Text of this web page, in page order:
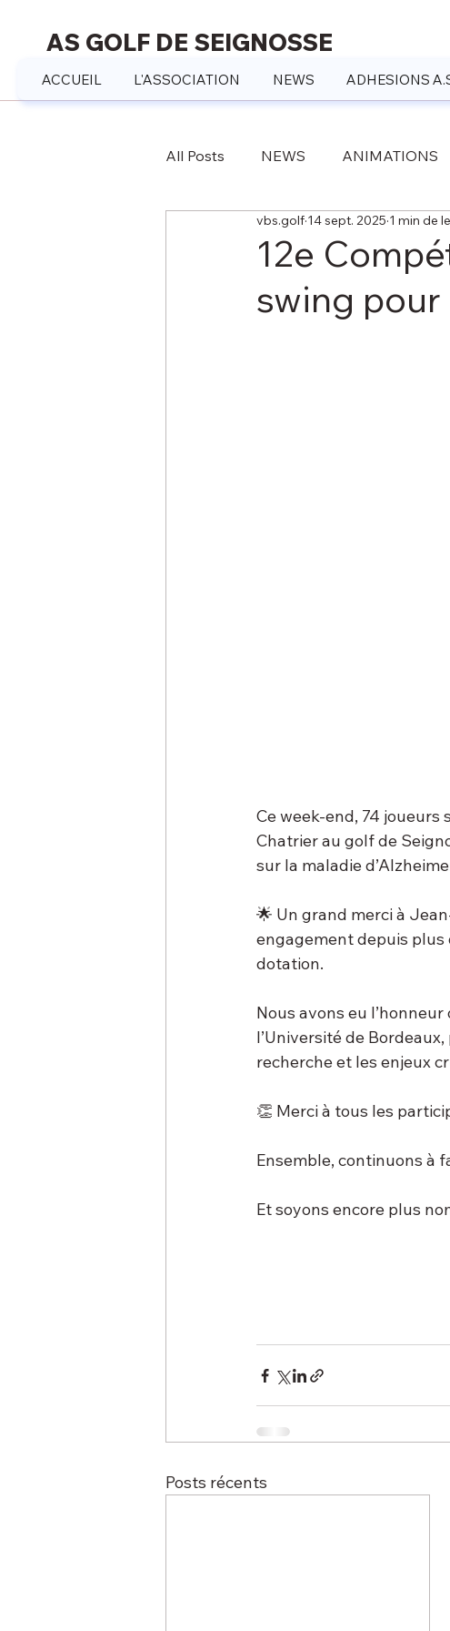
ACCUEIL L'ASSOCIATION NEWS ADHESIONS
AS GOLF DE SEIGNOSSE
All Posts NEWS ANIMATIONS
12e
swing pour
vbs.golf 14 sept. 2025 1 min de
Ce week-end, 74
Chatrier au golf de
sur la maladie
🌟 Un grand merci à
engagement depuis plus
dotation.
Nous avons eu
l’Université de
recherche et les enjeux
👏 Merci à tous les
Ensemble, continuons à
Et soyons encore plus
Posts récents